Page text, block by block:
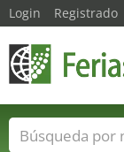
Login Registrado